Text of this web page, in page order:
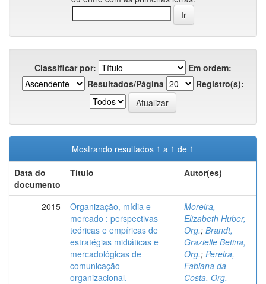
Classificar por:
Em ordem:
Resultados/Página
Registro(s):
Mostrando resultados 1 a 1 de 1
Data do
documento
Título Autor(es)
2015
Organização, mídia e
mercado : perspectivas
teóricas e empíricas de
estratégias midiáticas e
mercadológicas de
comunicação
organizacional.
Moreira,
Elizabeth Huber,
Org.; Brandt,
Grazielle Betina,
Org.; Pereira,
Fabiana da
Costa, Org.